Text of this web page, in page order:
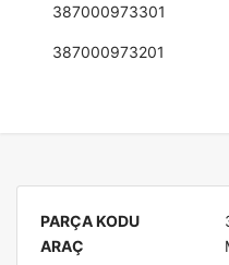
387000973301
387000973201
PARÇA KODU
ARAÇ